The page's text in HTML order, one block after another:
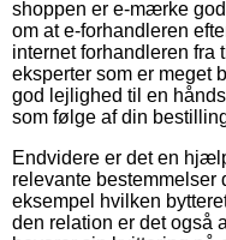
shoppen er e-mærke
om at e-forhandleren
internet forhandleren fra
eksperter som er meget
god lejlighed til en
som følge af din
Endvidere er det en
relevante bestemmelser
eksempel hvilken
den relation er det også